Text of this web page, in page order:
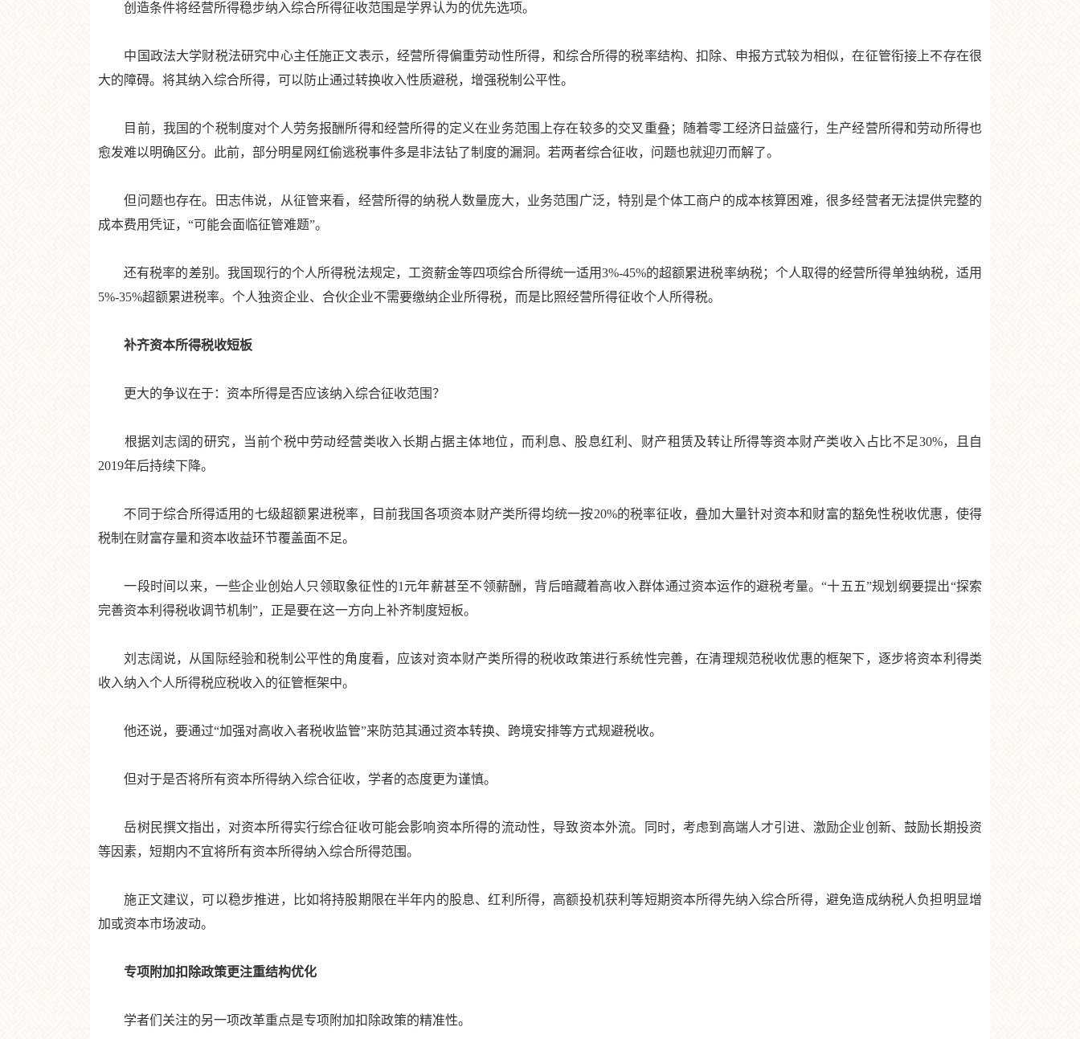
创造条件将经营所得稳步纳入综合所得征收范围是学界认为的优先选项。
中国政法大学财税法研究中心主任施正文表示，经营所得偏重劳动性所得，和综合所得的税率结构、扣除、申报方式较为相似，在征管衔接上不存在很
大的障碍。将其纳入综合所得，可以防止通过转换收入性质避税，增强税制公平性。
目前，我国的个税制度对个人劳务报酬所得和经营所得的定义在业务范围上存在较多的交叉重叠；随着零工经济日益盛行，生产经营所得和劳动所得也
愈发难以明确区分。此前，部分明星网红偷逃税事件多是非法钻了制度的漏洞。若两者综合征收，问题也就迎刃而解了。
但问题也存在。田志伟说，从征管来看，经营所得的纳税人数量庞大，业务范围广泛，特别是个体工商户的成本核算困难，很多经营者无法提供完整的
成本费用凭证，“可能会面临征管难题”。
还有税率的差别。我国现行的个人所得税法规定，工资薪金等四项综合所得统一适用3%-45%的超额累进税率纳税；个人取得的经营所得单独纳税，适用
5%-35%超额累进税率。个人独资企业、合伙企业不需要缴纳企业所得税，而是比照经营所得征收个人所得税。
补齐资本所得税收短板
更大的争议在于：资本所得是否应该纳入综合征收范围？
根据刘志阔的研究，当前个税中劳动经营类收入长期占据主体地位，而利息、股息红利、财产租赁及转让所得等资本财产类收入占比不足30%，且自
2019年后持续下降。
不同于综合所得适用的七级超额累进税率，目前我国各项资本财产类所得均统一按20%的税率征收，叠加大量针对资本和财富的豁免性税收优惠，使得
税制在财富存量和资本收益环节覆盖面不足。
一段时间以来，一些企业创始人只领取象征性的1元年薪甚至不领薪酬，背后暗藏着高收入群体通过资本运作的避税考量。“十五五”规划纲要提出“探索
完善资本利得税收调节机制”，正是要在这一方向上补齐制度短板。
刘志阔说，从国际经验和税制公平性的角度看，应该对资本财产类所得的税收政策进行系统性完善，在清理规范税收优惠的框架下，逐步将资本利得类
收入纳入个人所得税应税收入的征管框架中。
他还说，要通过“加强对高收入者税收监管”来防范其通过资本转换、跨境安排等方式规避税收。
但对于是否将所有资本所得纳入综合征收，学者的态度更为谨慎。
岳树民撰文指出，对资本所得实行综合征收可能会影响资本所得的流动性，导致资本外流。同时，考虑到高端人才引进、激励企业创新、鼓励长期投资
等因素，短期内不宜将所有资本所得纳入综合所得范围。
施正文建议，可以稳步推进，比如将持股期限在半年内的股息、红利所得，高额投机获利等短期资本所得先纳入综合所得，避免造成纳税人负担明显增
加或资本市场波动。
专项附加扣除政策更注重结构优化
学者们关注的另一项改革重点是专项附加扣除政策的精准性。